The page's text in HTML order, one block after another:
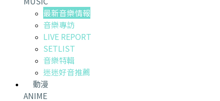
最新音樂情報
音樂專訪
LIVE REPORT
SETLIST
音樂特輯
迷迷好音推薦
動漫
ANIME